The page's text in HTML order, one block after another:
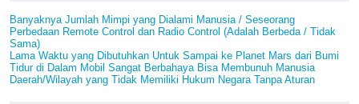
Banyaknya Jumlah Mimpi yang Dialami Manusia / Seseorang
Perbedaan Remote Control dan Radio Control (Adalah Berbeda / Tidak
Sama)
Lama Waktu yang Dibutuhkan Untuk Sampai ke Planet Mars dari Bumi
Tidur di Dalam Mobil Sangat Berbahaya Bisa Membunuh Manusia
Daerah/Wilayah yang Tidak Memiliki Hukum Negara Tanpa Aturan